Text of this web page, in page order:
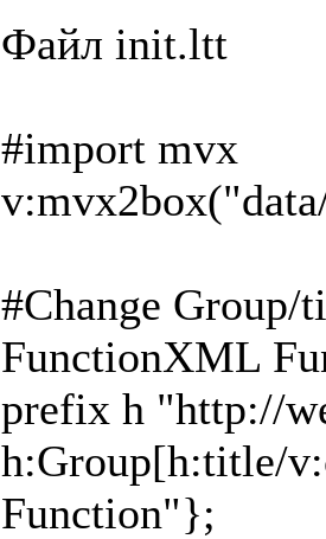
Файл init.ltt
#import mvx
#Change
FunctionXML
prefix h "http://
h:Group[h:title/
Function"};